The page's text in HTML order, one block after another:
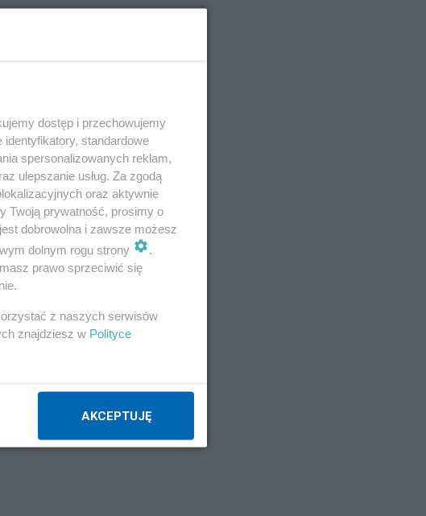
gdy
–
nas
dostęp i przechowujemy
standardowe
spersonalizowanych reklam,
ulepszanie usług. Za zgodą
oraz aktywnie
Twoją prywatność, prosimy o
dobrowolna i zawsze możesz
dolnym rogu strony
.
prawo sprzeciwić się
z naszych serwisów
znajdziesz w Polityce
AKCEPTUJĘ